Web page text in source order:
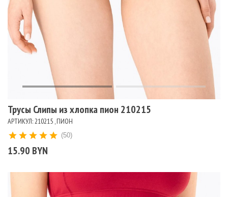
Трусы Слипы из хлопка пион 210215
АРТИКУЛ: 210215 , ПИОН
15.90 BYN
(50)